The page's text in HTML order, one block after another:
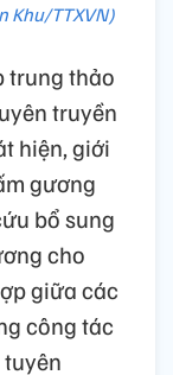
Khu/TTXVN)
trung thảo
truyền
hiện, giới
gương
bổ sung
cho
giữa các
công tác